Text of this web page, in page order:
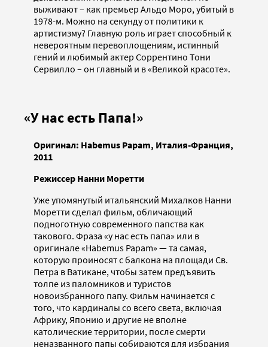
выживают – как премьер Альдо Моро, убитый в
1978-м. Можно на секунду от политики к
артистизму? Главную роль играет способный к
невероятным перевоплощениям, истинный
гений и любимый актер Соррентино Тони
Сервилло – он главный и в «Великой красоте».
«У нас есть Папа!»
Оригинал: Habemus Papam, Италия-Франция,
2011
Режиссер Нанни Моретти
Уже упомянутый итальянский Михалков Нанни
Моретти сделал фильм, обличающий
подноготную современного папства как
такового. Фраза «у нас есть папа» или в
оригинале «Habemus Papam» — та самая,
которую проиносят с балкона на площади Св.
Петра в Ватикане, чтобы затем предъявить
толпе из паломников и туристов
новоизбранного папу. Фильм начинается с
того, что кардиналы со всего света, включая
Африку, Японию и другие не вполне
католические территории, после смерти
неназванного папы собираются для избрания